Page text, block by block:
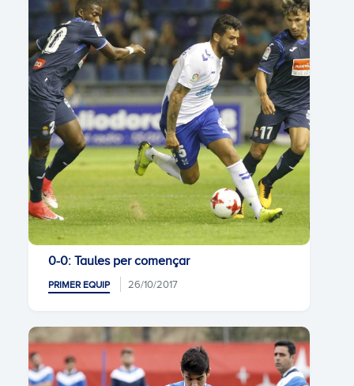
0-0: Taules per començar
PRIMER EQUIP 26/10/2017